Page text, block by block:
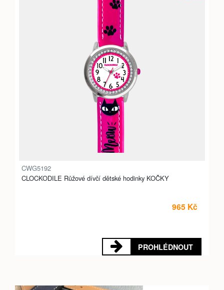
CWG5192
CLOCKODILE Růžové dívčí dětské hodinky KOČKY
965 Kč
PROHLÉDNOUT